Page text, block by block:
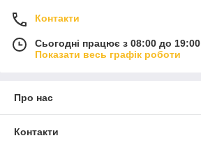
Контакти
Сьогодні працює з 08:00 до 19:00
Показати весь графік роботи
Про нас
Контакти